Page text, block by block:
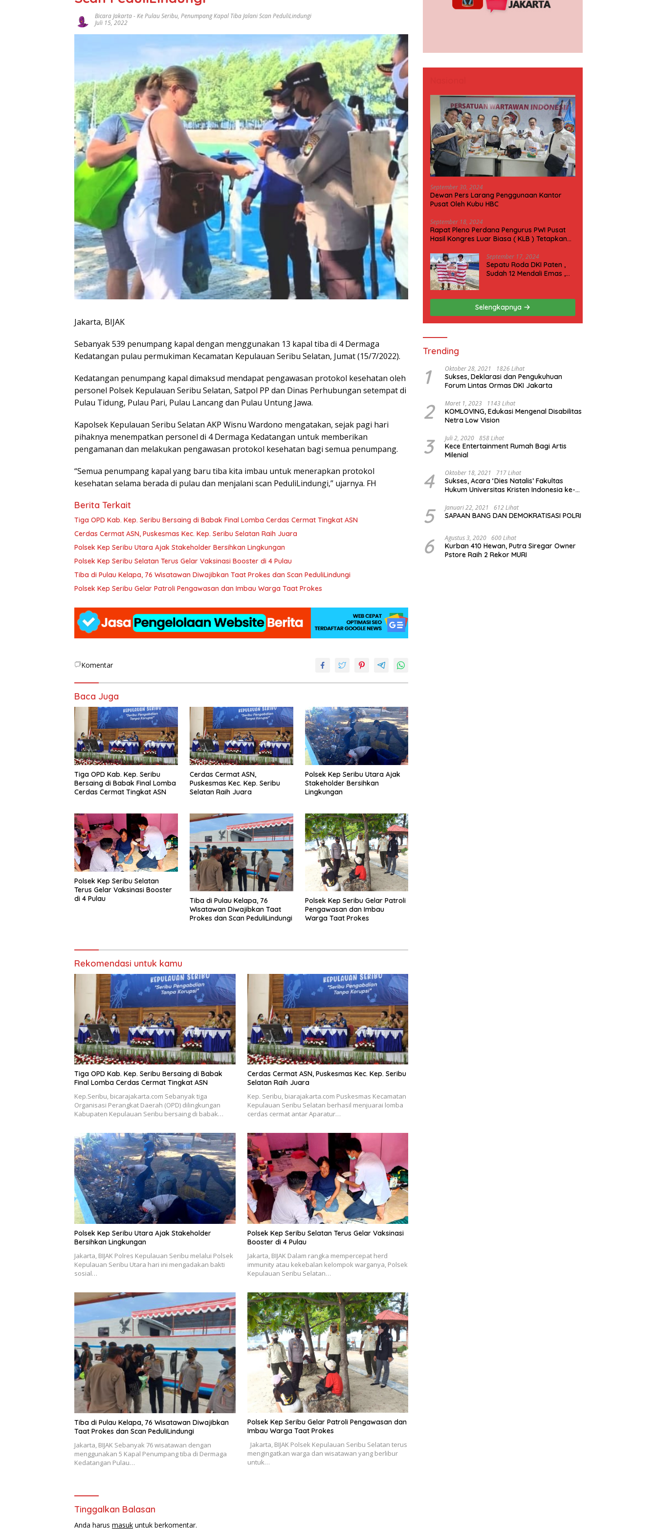
Bicara Jakarta-Ke Pulau Seribu, Penumpang Kapal Tiba Jalani Scan PeduliLindungi
Juli 15, 2022
Jakarta, BIJAK
Sebanyak 539 penumpang kapal dengan menggunakan 13 kapal tiba di 4 Dermaga
Kedatangan pulau permukiman Kecamatan Kepulauan Seribu Selatan, Jumat (15/7/2022).
Kedatangan penumpang kapal dimaksud mendapat pengawasan protokol kesehatan oleh
personel Polsek Kepulauan Seribu Selatan, Satpol PP dan Dinas Perhubungan setempat di
Pulau Tidung, Pulau Pari, Pulau Lancang dan Pulau Untung Jawa.
Kapolsek Kepulauan Seribu Selatan AKP Wisnu Wardono mengatakan, sejak pagi hari
pihaknya menempatkan personel di 4 Dermaga Kedatangan untuk memberikan
pengamanan dan melakukan pengawasan protokol kesehatan bagi semua penumpang.
“Semua penumpang kapal yang baru tiba kita imbau untuk menerapkan protokol
kesehatan selama berada di pulau dan menjalani scan PeduliLindungi,” ujarnya. FH
Berita Terkait
Tiga OPD Kab. Kep. Seribu Bersaing di Babak Final Lomba Cerdas Cermat Tingkat ASN
Cerdas Cermat ASN, Puskesmas Kec. Kep. Seribu Selatan Raih Juara
Polsek Kep Seribu Utara Ajak Stakeholder Bersihkan Lingkungan
Polsek Kep Seribu Selatan Terus Gelar Vaksinasi Booster di 4 Pulau
Tiba di Pulau Kelapa, 76 Wisatawan Diwajibkan Taat Prokes dan Scan PeduliLindungi
Polsek Kep Seribu Gelar Patroli Pengawasan dan Imbau Warga Taat Prokes
Komentar
Baca Juga
Tiga OPD Kab. Kep. Seribu
Bersaing di Babak Final Lomba
Cerdas Cermat Tingkat ASN
Cerdas Cermat ASN,
Puskesmas Kec. Kep. Seribu
Selatan Raih Juara
Polsek Kep Seribu Utara Ajak
Stakeholder Bersihkan
Lingkungan
Polsek Kep Seribu Selatan
Terus Gelar Vaksinasi Booster
di 4 Pulau
Tiba di Pulau Kelapa, 76
Wisatawan Diwajibkan Taat
Prokes dan Scan PeduliLindungi
Polsek Kep Seribu Gelar Patroli
Pengawasan dan Imbau
Warga Taat Prokes
Rekomendasi untuk kamu
Tiga OPD Kab. Kep. Seribu Bersaing di Babak
Final Lomba Cerdas Cermat Tingkat ASN
Kep.Seribu, bicarajakarta.com Sebanyak tiga
Organisasi Perangkat Daerah (OPD) dilingkungan
Kabupaten Kepulauan Seribu bersaing di babak…
Cerdas Cermat ASN, Puskesmas Kec. Kep. Seribu
Selatan Raih Juara
Kep. Seribu, biarajakarta.com Puskesmas Kecamatan
Kepulauan Seribu Selatan berhasil menjuarai lomba
cerdas cermat antar Aparatur…
Polsek Kep Seribu Utara Ajak Stakeholder
Bersihkan Lingkungan
Jakarta, BIJAK Polres Kepulauan Seribu melalui Polsek
Kepulauan Seribu Utara hari ini mengadakan bakti
sosial…
Polsek Kep Seribu Selatan Terus Gelar Vaksinasi
Booster di 4 Pulau
Jakarta, BIJAK Dalam rangka mempercepat herd
immunity atau kekebalan kelompok warganya, Polsek
Kepulauan Seribu Selatan…
Tiba di Pulau Kelapa, 76 Wisatawan Diwajibkan
Taat Prokes dan Scan PeduliLindungi
Jakarta, BIJAK Sebanyak 76 wisatawan dengan
menggunakan 5 Kapal Penumpang tiba di Dermaga
Kedatangan Pulau…
Polsek Kep Seribu Gelar Patroli Pengawasan dan
Imbau Warga Taat Prokes
Jakarta, BIJAK Polsek Kepulauan Seribu Selatan terus
mengingatkan warga dan wisatawan yang berlibur
untuk…
Tinggalkan Balasan
Anda harus masuk untuk berkomentar.
September 30, 2024
Dewan Pers Larang Penggunaan Kantor
Pusat Oleh Kubu HBC
September 18, 2024
Rapat Pleno Perdana Pengurus PWI Pusat
Hasil Kongres Luar Biasa ( KLB ) Tetapkan
September 17, 2024
Sepatu Roda DKI Paten ,
Sudah 12 Mendali Emas ,
Selengkapnya
Trending
1 Oktober 28, 2021 1826 Lihat
Sukses, Deklarasi dan Pengukuhuan
Forum Lintas Ormas DKI Jakarta
2 Maret 1, 2023 1143 Lihat
KOMLOVING, Edukasi Mengenal Disabilitas
Netra Low Vision
3 Juli 2, 2020 858 Lihat
Kece Entertainment Rumah Bagi Artis
Milenial
4 Oktober 18, 2021 717 Lihat
Sukses, Acara ‘Dies Natalis’ Fakultas
Hukum Universitas Kristen Indonesia ke-
5 Januari 22, 2021 612 Lihat
SAPAAN BANG DAN DEMOKRATISASI POLRI
6 Agustus 3, 2020 600 Lihat
Kurban 410 Hewan, Putra Siregar Owner
Pstore Raih 2 Rekor MURI